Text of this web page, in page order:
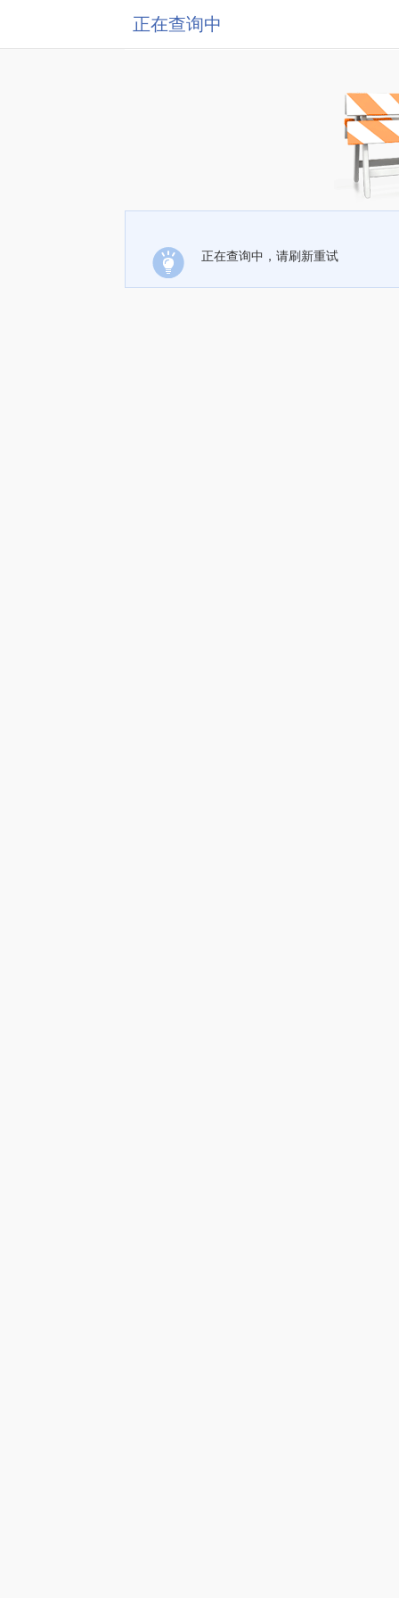
正在查询中
正在查询中，请刷新重试